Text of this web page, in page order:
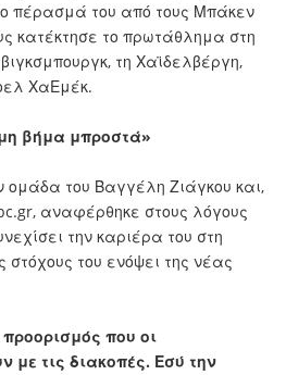
πέρασμά του από τους Μπάκεν
κατέκτησε το πρωτάθλημα στη
τη Χαϊδελβέργη,
ΧαΕμέκ.
βήμα μπροστά»
ομάδα του Βαγγέλη Ζιάγκου και,
αναφέρθηκε στους λόγους
την καριέρα του στη
του ενόψει της νέας
που οι
με τις διακοπές. Εσύ την